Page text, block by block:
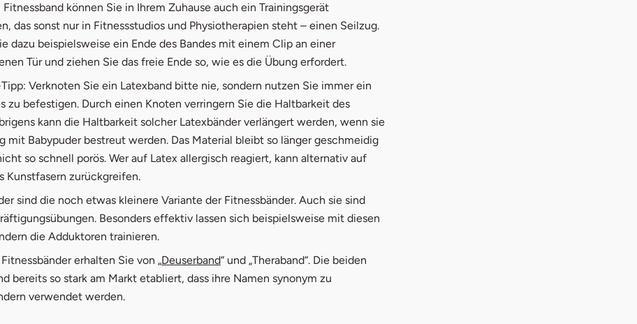
können Sie in Ihrem Zuhause auch ein Trainingsgerät
das sonst nur in Fitnessstudios und Physiotherapien steht – einen Seilzug.
dazu beispielsweise ein Ende des Bandes mit einem Clip an einer
Tür und ziehen Sie das freie Ende so, wie es die Übung erfordert.
Tipp: Verknoten Sie ein Latexband bitte nie, sondern nutzen Sie immer ein
zu befestigen. Durch einen Knoten verringern Sie die Haltbarkeit des
kann die Haltbarkeit solcher Latexbänder verlängert werden, wenn sie
mit Babypuder bestreut werden. Das Material bleibt so länger geschmeidig
so schnell porös. Wer auf Latex allergisch reagiert, kann alternativ auf
Kunstfasern zurückgreifen.
sind die noch etwas kleinere Variante der Fitnessbänder. Auch sie sind
Besonders effektiv lassen sich beispielsweise mit diesen
die Adduktoren trainieren.
erhalten Sie von „Deuserband“ und „Theraband“. Die beiden
bereits so stark am Markt etabliert, dass ihre Namen synonym zu
verwendet werden.